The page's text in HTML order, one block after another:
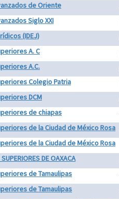
de Oriente
Siglo XXI
(IDEJ)
A. C
A.C.
Colegio Patria
DCM
de chiapas
de la Ciudad de México Rosa
de la Ciudad de México Rosa
DE OAXACA
de Tamaulipas
de Tamaulipas